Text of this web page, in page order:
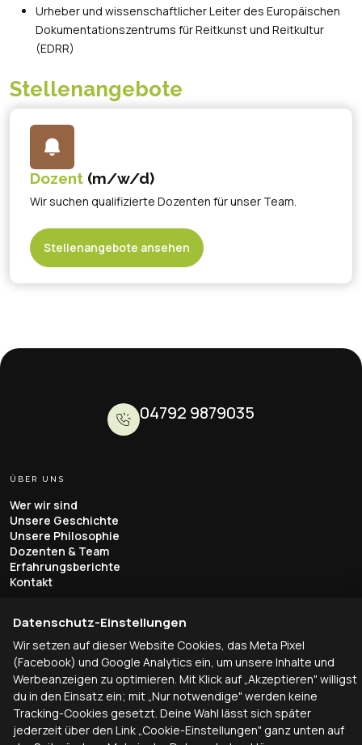
Datenschutz-Einstellungen
Wir setzen auf dieser Website Cookies, das Meta Pixel
(Facebook) und Google Analytics ein, um unsere Inhalte und
Werbeanzeigen zu optimieren. Mit Klick auf „Akzeptieren" willigst
du in den Einsatz ein; mit „Nur notwendige" werden keine
Tracking-Cookies gesetzt. Deine Wahl lässt sich später
jederzeit über den Link „Cookie-Einstellungen" ganz unten auf
Urheber und wissenschaftlicher Leiter des Europäischen
Dokumentationszentrums für Reitkunst und Reitkultur
(EDRR)
Stellenangebote
Dozent (m/w/d)
Wir suchen qualifizierte Dozenten für unser Team.
Stellenangebote ansehen
04792 9879035
ÜBER UNS
Wer wir sind
Unsere Geschichte
Unsere Philosophie
Dozenten & Team
Erfahrungsberichte
Kontakt
Pferdeosteopathie
Ernährungsberater
Tierhomöopathie
Seminare & Workshops
STANDORTE